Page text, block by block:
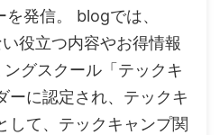
発信。 blogでは、
役立つ内容やお得情報
グスクール「テックキ
ーに認定され、テックキ
して、テックキャンプ関